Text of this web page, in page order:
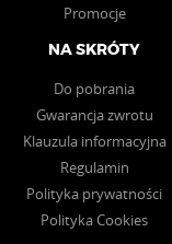
Promocje
NA SKRÓTY
Do pobrania
Gwarancja zwrotu
Klauzula informacyjna
Regulamin
Polityka prywatności
Polityka Cookies